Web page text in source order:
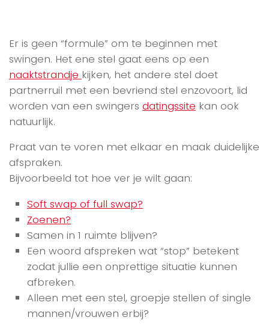
Er is geen “formule” om te beginnen met
swingen. Het ene stel gaat eens op een
naaktstrandje kijken, het andere stel doet
partnerruil met een bevriend stel enzovoort, lid
worden van een swingers datingssite kan ook
natuurlijk.
Praat van te voren met elkaar en maak duidelijke
afspraken.
Bijvoorbeeld tot hoe ver je wilt gaan:
Soft swap of full swap?
Zoenen?
Samen in 1 ruimte blijven?
Een woord afspreken wat “stop” betekent
zodat jullie een onprettige situatie kunnen
afbreken.
Alleen met een stel, groepje stellen of single
mannen/vrouwen erbij?